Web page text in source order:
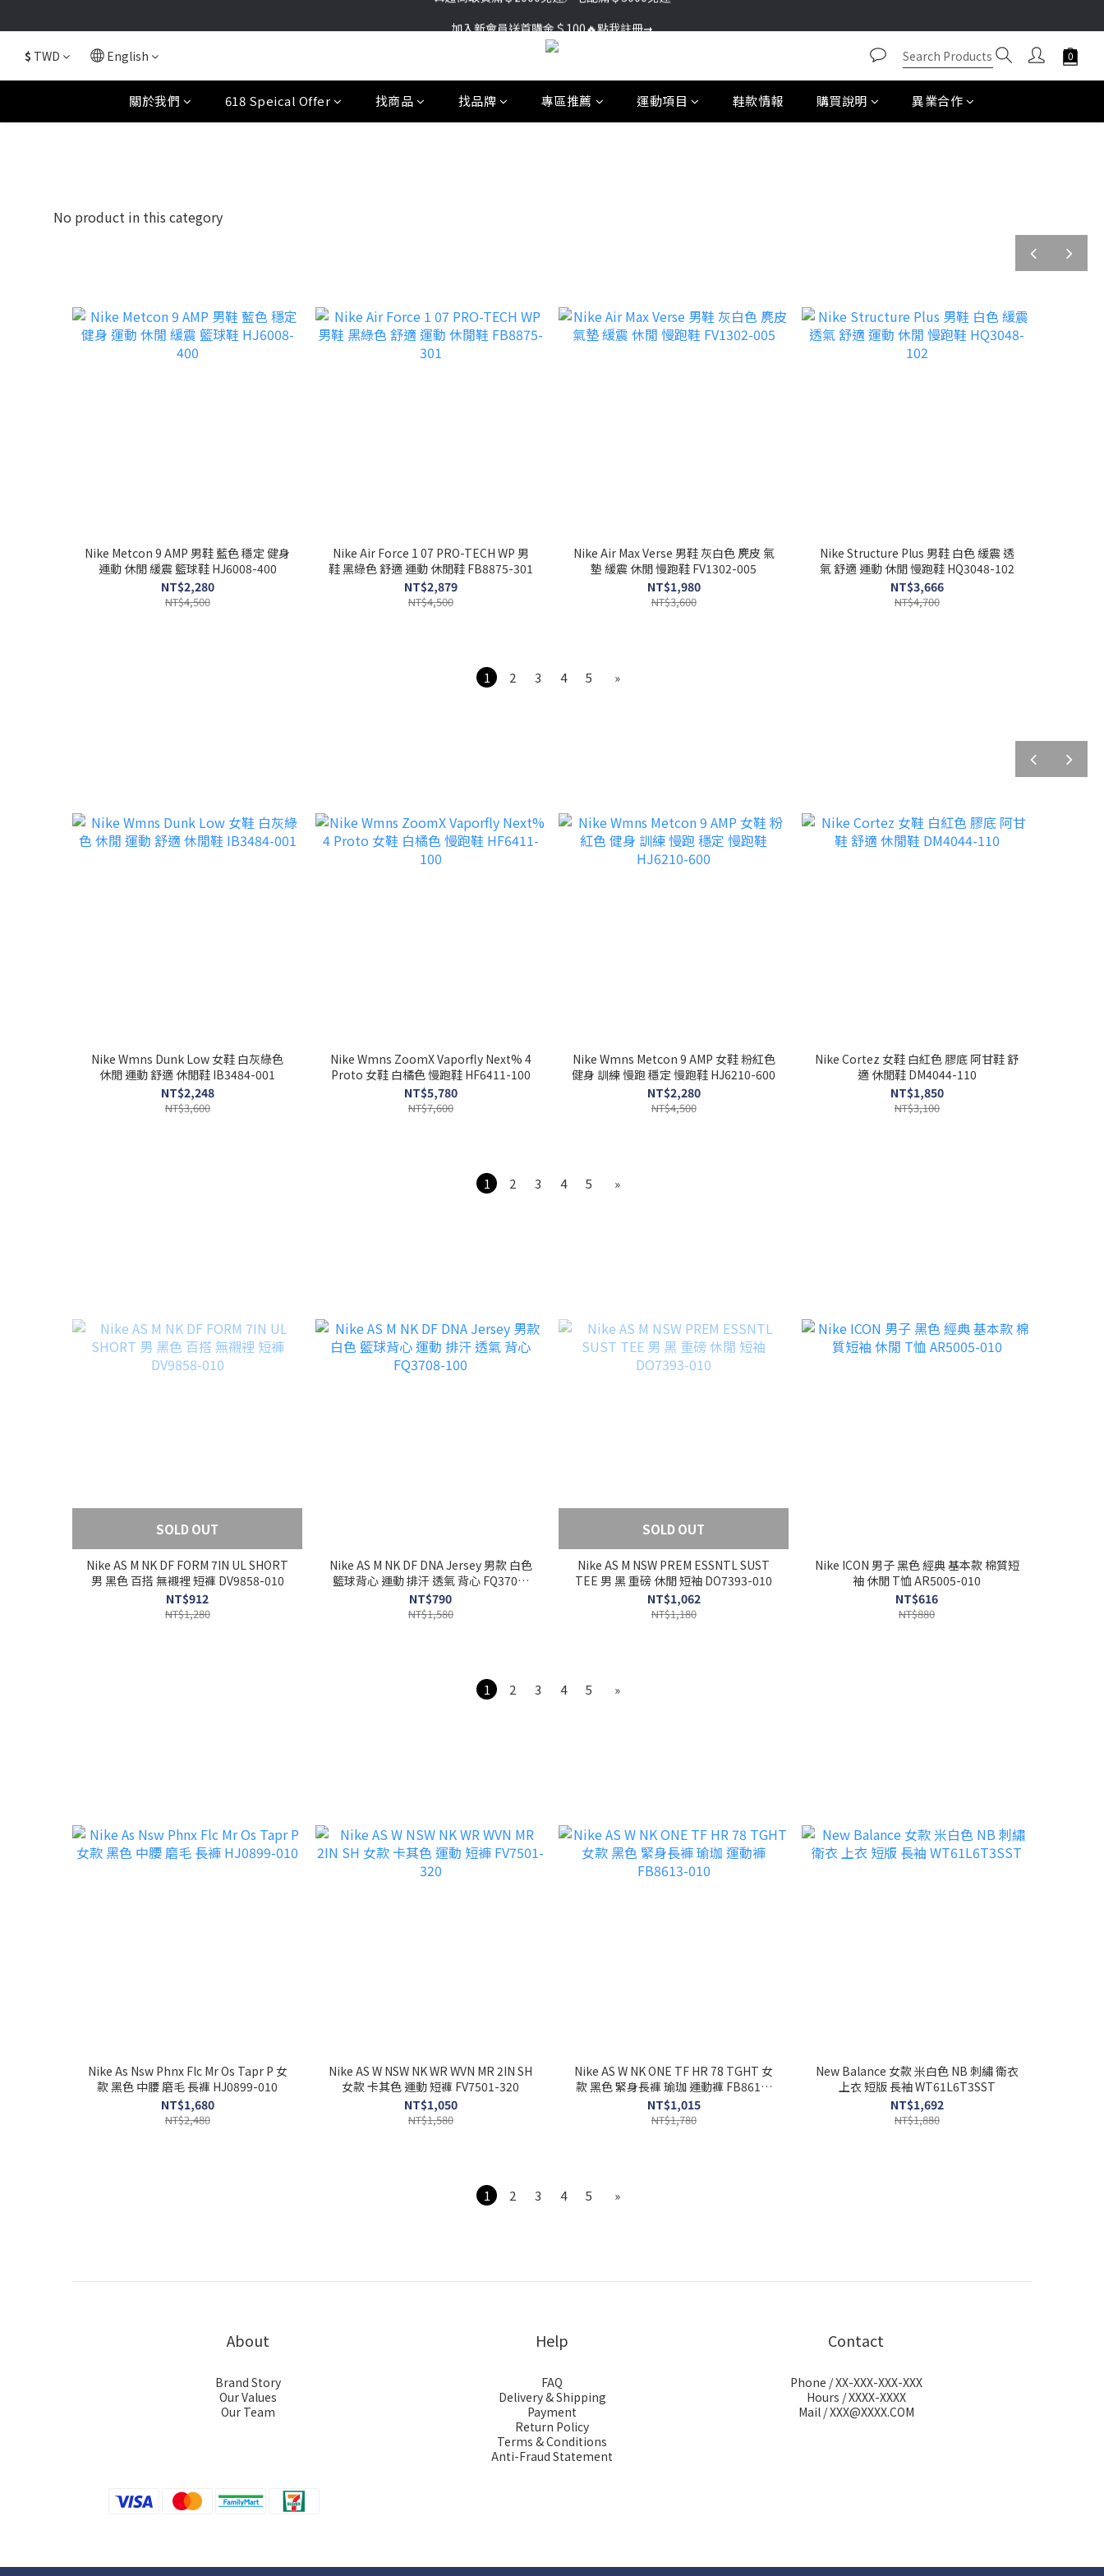
🚚超商取貨滿＄2000免運／宅配滿＄3000免運
加入新會員送首購金＄100🔥點我註冊➞
$ TWD English
關於我們 618 Speical Offer 找商品 找品牌 專區推薦 運動項目 鞋款情報 購買說明 異業合作
No product in this category
prev next
Nike Metcon 9 AMP 男鞋 藍色 穩定 健身
運動 休閒 緩震 籃球鞋 HJ6008-400
NT$2,280
NT$4,500
Nike Air Force 1 07 PRO-TECH WP 男
鞋 黑綠色 舒適 運動 休閒鞋 FB8875-301
NT$2,879
NT$4,500
Nike Air Max Verse 男鞋 灰白色 麂皮 氣
墊 緩震 休閒 慢跑鞋 FV1302-005
NT$1,980
NT$3,600
Nike Structure Plus 男鞋 白色 緩震 透
氣 舒適 運動 休閒 慢跑鞋 HQ3048-102
NT$3,666
NT$4,700
1 2 3 4 5 »
prev next
Nike Wmns Dunk Low 女鞋 白灰綠色
休閒 運動 舒適 休閒鞋 IB3484-001
NT$2,248
NT$3,600
Nike Wmns ZoomX Vaporfly Next% 4
Proto 女鞋 白橘色 慢跑鞋 HF6411-100
NT$5,780
NT$7,600
Nike Wmns Metcon 9 AMP 女鞋 粉紅色
健身 訓練 慢跑 穩定 慢跑鞋 HJ6210-600
NT$2,280
NT$4,500
Nike Cortez 女鞋 白紅色 膠底 阿甘鞋 舒
適 休閒鞋 DM4044-110
NT$1,850
NT$3,100
1 2 3 4 5 »
SOLD OUT
Nike AS M NK DF FORM 7IN UL SHORT
男 黑色 百搭 無襯裡 短褲 DV9858-010
NT$912
NT$1,280
Nike AS M NK DF DNA Jersey 男款 白色
籃球背心 運動 排汗 透氣 背心 FQ3708-
100
NT$790
NT$1,580
SOLD OUT
Nike AS M NSW PREM ESSNTL SUST
TEE 男 黑 重磅 休閒 短袖 DO7393-010
NT$1,062
NT$1,180
Nike ICON 男子 黑色 經典 基本款 棉質短
袖 休閒 T恤 AR5005-010
NT$616
NT$880
1 2 3 4 5 »
Nike As Nsw Phnx Flc Mr Os Tapr P 女
款 黑色 中腰 磨毛 長褲 HJ0899-010
NT$1,680
NT$2,480
Nike AS W NSW NK WR WVN MR 2IN SH
女款 卡其色 運動 短褲 FV7501-320
NT$1,050
NT$1,580
Nike AS W NK ONE TF HR 78 TGHT 女
款 黑色 緊身長褲 瑜珈 運動褲 FB8613-
010
NT$1,015
NT$1,780
New Balance 女款 米白色 NB 刺繡 衛衣
上衣 短版 長袖 WT61L6T3SST
NT$1,692
NT$1,880
1 2 3 4 5 »
About
Brand Story
Our Values
Our Team
Help
FAQ
Delivery & Shipping
Payment
Return Policy
Terms & Conditions
Anti-Fraud Statement
Contact
Phone / XX-XXX-XXX-XXX
Hours / XXXX-XXXX
Mail / XXX@XXXX.COM